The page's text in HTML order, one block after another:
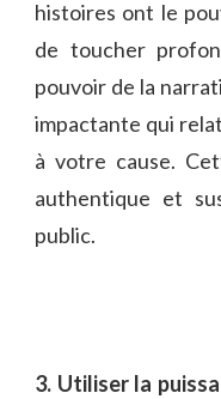
histoires ​ont le
de toucher
pouvoir ​de​ la
impactante qui
⁢à votre cause.
authentique et
public.
3.⁣ Utiliser la